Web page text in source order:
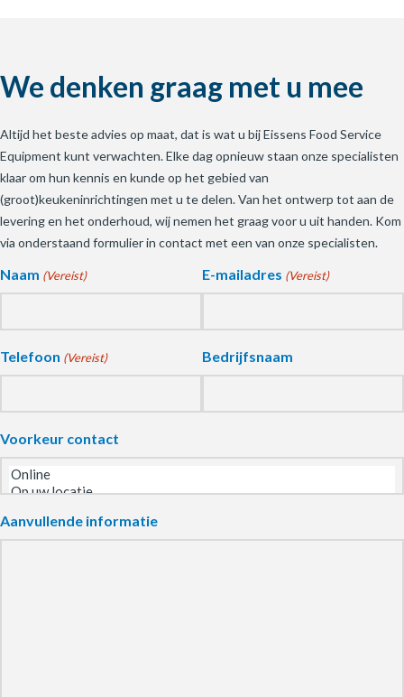
We denken graag met u mee
Altijd het beste advies op maat, dat is wat u bij Eissens Food Service
Equipment kunt verwachten. Elke dag opnieuw staan onze specialisten
klaar om hun kennis en kunde op het gebied van
(groot)keukeninrichtingen met u te delen. Van het ontwerp tot aan de
levering en het onderhoud, wij nemen het graag voor u uit handen. Kom
via onderstaand formulier in contact met een van onze specialisten.
Naam (Vereist) E-mailadres (Vereist)
Telefoon (Vereist) Bedrijfsnaam
Voorkeur contact
Aanvullende informatie